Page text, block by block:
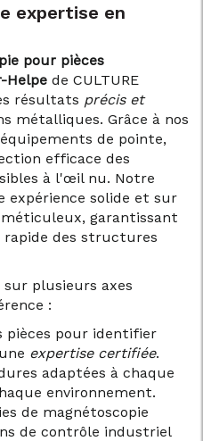
expertise en
pour pièces
Helpe de CULTURE
résultats précis et
métalliques. Grâce à nos
de pointe,
efficace des
à l'œil nu. Notre
expérience solide et sur
garantissant
rapide des structures
plusieurs axes
:
pièces pour identifier
expertise certifiée.
adaptées à chaque
environnement.
de magnétoscopie
de contrôle industriel